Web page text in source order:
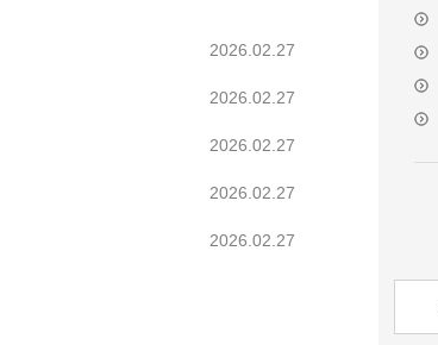
2026.02.27
2026.02.27
2026.02.27
2026.02.27
2026.02.27